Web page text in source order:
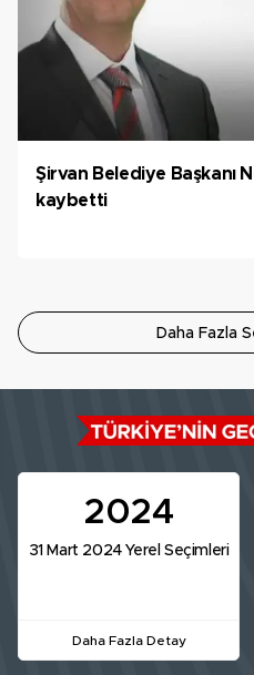
Şirvan Belediye Başkanı
kaybetti
Daha Fazla
2024
31 Mart 2024 Yerel Seçimleri
Daha Fazla Detay